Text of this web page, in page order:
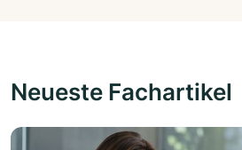
Neueste Fachartikel